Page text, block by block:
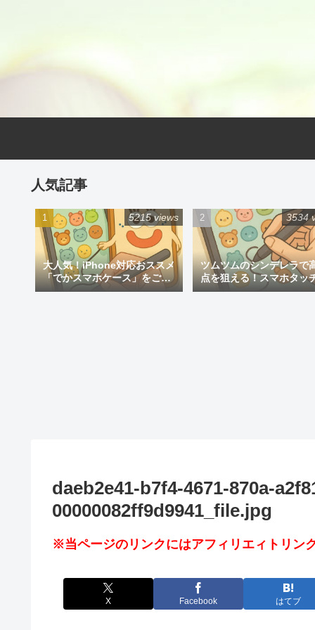
人気記事
大人気！iPhone対応おススメ
「でかスマホケース」をご紹
介
5215 views
ツムツムのシンデレラで
点を狙える！スマホタッ
ン
3534
daeb2e41-b7f4-4671-870a-
00000082ff9d9941_file.jpg
※当ページのリンクにはアフィリエィトリン
X Facebook はてブ